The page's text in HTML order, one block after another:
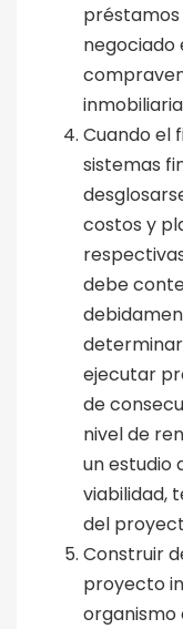
negociado
Cuando el
sistemas
costos y
debe
ejecutar
de
nivel de
un estudio
viabilidad,
del
Construir
proyecto